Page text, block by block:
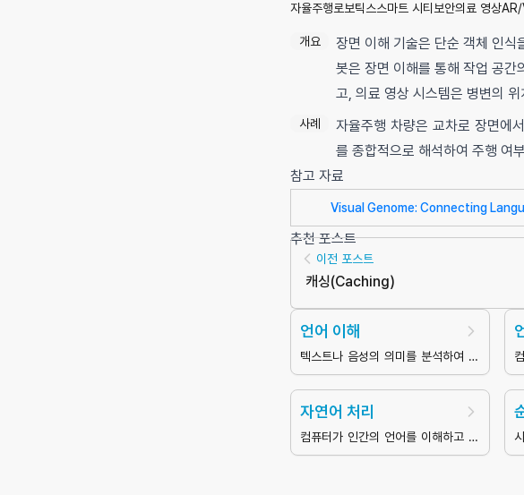
자율주행로보틱스스마트 시티 보안의료 영상AR/
개요
장면 이해 기술은 단순 객체 인식
봇은 장면 이해를 통해 작업 공
고, 의료 영상 시스템은 병변의
사례
자율주행 차량은 교차로 장면에
를 종합적으로 해석하여 주행 여
참고 자료
Visual Genome: Connecting
추천 포스트
이전 포스트
캐싱(Caching)
언어 이해
텍스트나 음성의 의미를 분석하여 컴
퓨터가 이해할 수 있도록 하는 자연어
처리의 핵심 기술
자연어 처리
컴퓨터가 인간의 언어를 이해하고 처
리하며 생성할 수 있도록 하는 인공지